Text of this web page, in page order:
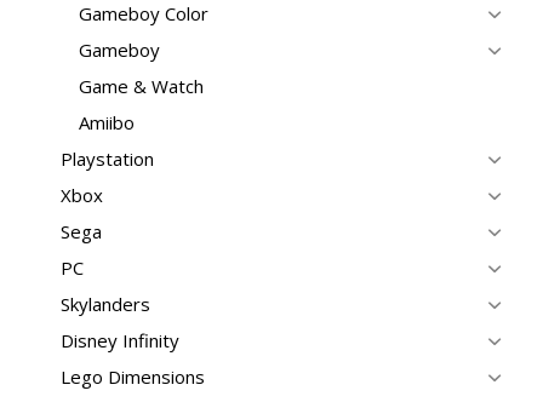
Gameboy Color
Gameboy
Game & Watch
Amiibo
Playstation
Xbox
Sega
PC
Skylanders
Disney Infinity
Lego Dimensions